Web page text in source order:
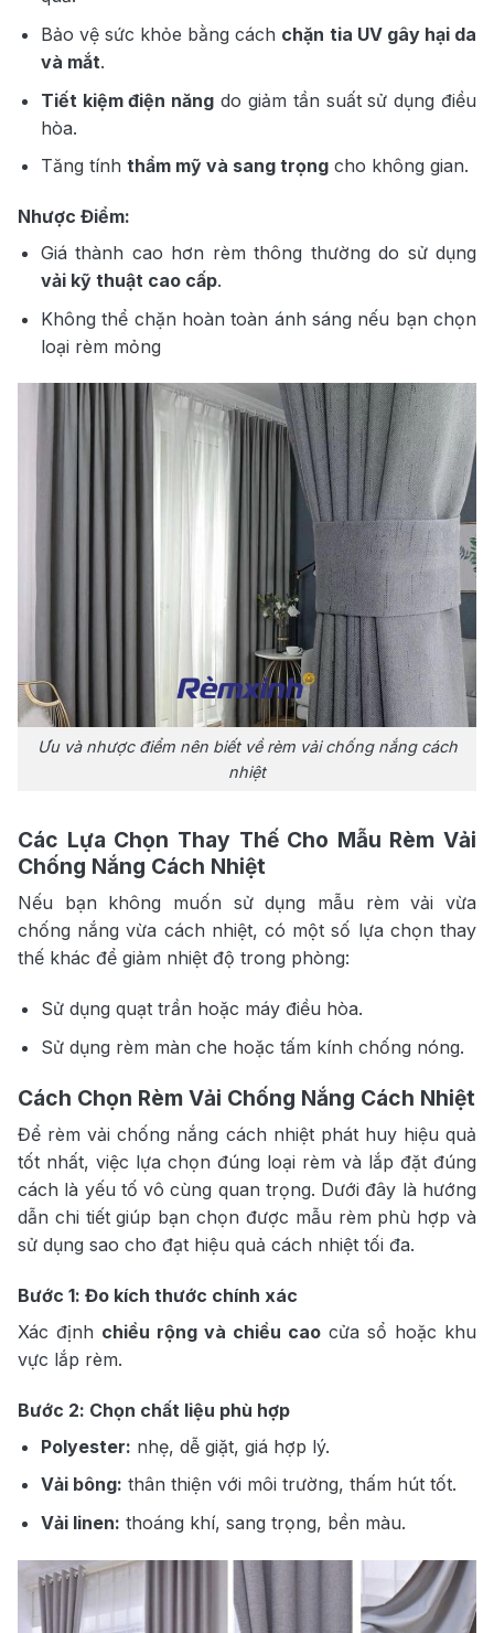
Bảo vệ sức khỏe bằng cách chặn tia UV gây hại da
và mắt.
Tiết kiệm điện năng do giảm tần suất sử dụng điều
hòa.
Tăng tính thẩm mỹ và sang trọngcho không gian.
Nhược Điểm:
Giá thành cao hơn rèm thông thường do sử dụng
vải kỹ thuật cao cấp.
Không thể chặn hoàn toàn ánh sáng nếu bạn chọn
loại rèm mỏng
Ưu và nhược điểm nên biết về rèm vải chống nắng cách
nhiệt
Các Lựa Chọn Thay Thế Cho Mẫu Rèm Vải
Chống Nắng Cách Nhiệt
Nếu bạn không muốn sử dụng mẫu rèm vải vừa
chống nắng vừa cách nhiệt, có một số lựa chọn thay
thế khác để giảm nhiệt độ trong phòng:
Sử dụng quạt trần hoặc máy điều hòa.
Sử dụng rèm màn che hoặc tấm kính chống nóng.
Cách Chọn Rèm Vải Chống Nắng Cách Nhiệt
Để rèm vải chống nắng cách nhiệt phát huy hiệu quả
tốt nhất, việc lựa chọn đúng loại rèm và lắp đặt đúng
cách là yếu tố vô cùng quan trọng. Dưới đây là hướng
dẫn chi tiết giúp bạn chọn được mẫu rèm phù hợp và
sử dụng sao cho đạt hiệu quả cách nhiệt tối đa.
Bước 1: Đo kích thước chính xác
Xác định chiều rộng và chiều cao cửa sổ hoặc khu
vực lắp rèm.
Bước 2: Chọn chất liệu phù hợp
Polyester: nhẹ, dễ giặt, giá hợp lý.
Vải bông: thân thiện với môi trường, thấm hút tốt.
Vải linen: thoáng khí, sang trọng, bền màu.